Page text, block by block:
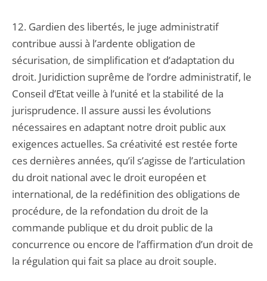
12. Gardien des libertés, le juge administratif
contribue aussi à l’ardente obligation de
sécurisation, de simplification et d’adaptation du
droit. Juridiction suprême de l’ordre administratif, le
Conseil d’Etat veille à l’unité et la stabilité de la
jurisprudence. Il assure aussi les évolutions
nécessaires en adaptant notre droit public aux
exigences actuelles. Sa créativité est restée forte
ces dernières années, qu’il s’agisse de l’articulation
du droit national avec le droit européen et
international, de la redéfinition des obligations de
procédure, de la refondation du droit de la
commande publique et du droit public de la
concurrence ou encore de l’affirmation d’un droit de
la régulation qui fait sa place au droit souple.